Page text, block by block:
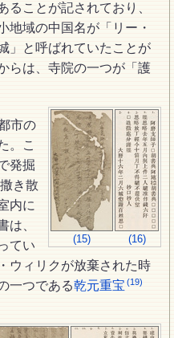
ることが記されており、
地域の中国名が「リー・
」と呼ばれていたことが
らは、寺院の一つが「護
(15) (16)
市の
。こ
発掘
き散
内に
は、
てい
ウィリクが放棄された時
一つである乾元重宝 (19)